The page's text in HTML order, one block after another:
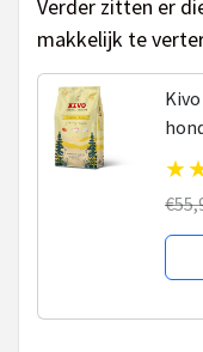
Verder zitten er
makkelijk te